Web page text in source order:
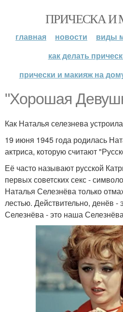
ПРИЧЕСКА
главная новости
виды
как делать
прически и макияж на
"Хорошая
Как Наталья селезнева
19 июня 1945 года родилась
актриса, которую считают
Её часто называют русской
первых советских секс -
Наталья Селезнёва только
лестью. Действительно, денёв -
Селезнёва - это наша